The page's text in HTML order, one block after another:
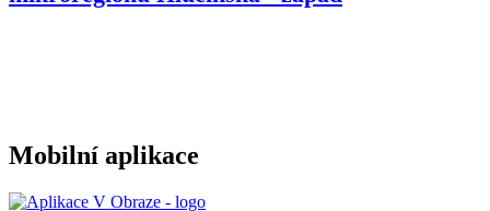
Mobilní aplikace